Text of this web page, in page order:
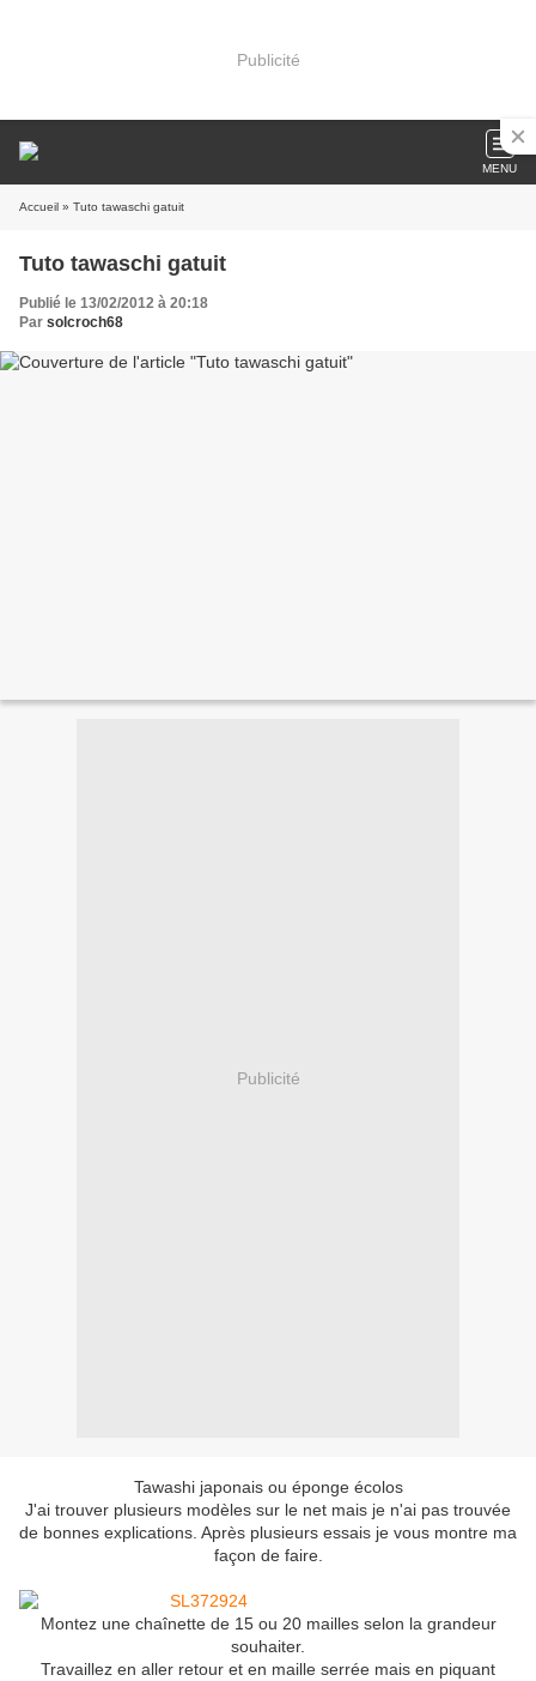
Publicité
MENU
Accueil » Tuto tawaschi gatuit
Tuto tawaschi gatuit
Publié le 13/02/2012 à 20:18
Par solcroch68
Publicité
Tawashi japonais ou éponge écolos
J'ai trouver plusieurs modèles sur le net mais je n'ai pas trouvée
de bonnes explications. Après plusieurs essais je vous montre ma
façon de faire.
Montez une chaînette de 15 ou 20 mailles selon la grandeur
souhaiter.
Travaillez en aller retour et en maille serrée mais en piquant